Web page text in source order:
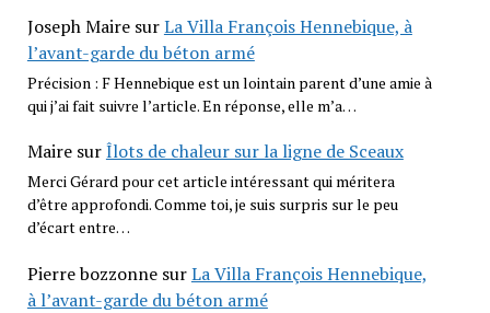
Joseph MairesurLa Villa François Hennebique, à
l’avant-garde du béton armé
Précision : F Hennebique est un lointain parent d’une amie à
qui j’ai fait suivre l’article. En réponse, elle m’a…
MairesurÎlots de chaleur sur la ligne de Sceaux
Merci Gérard pour cet article intéressant qui méritera
d’être approfondi. Comme toi, je suis surpris sur le peu
d’écart entre…
Pierre bozzonnesurLa Villa François Hennebique,
à l’avant-garde du béton armé